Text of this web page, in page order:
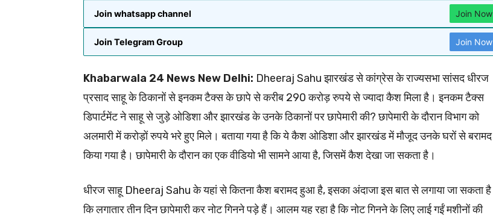
Join whatsapp channel Join Now
Join Telegram Group Join Now
Khabarwala 24 News New Delhi: Dheeraj Sahu झारखंड से कांग्रेस के राज्यसभा सांसद धीरज
प्रसाद साहू के ठिकानों से इनकम टैक्स के छापे से करीब 290 करोड़ रुपये से ज्यादा कैश मिला है। इनकम टैक्स
डिपार्टमेंट ने साहू से जुड़े ओडिशा और झारखंड के उनके ठिकानों पर छापेमारी की? छापेमारी के दौरान विभाग को
अलमारी में करोड़ों रुपये भरे हुए मिले। बताया गया है कि ये कैश ओडिशा और झारखंड में मौजूद उनके घरों से बरामद
किया गया है। छापेमारी के दौरान का एक वीडियो भी सामने आया है, जिसमें कैश देखा जा सकता है।
धीरज साहू Dheeraj Sahu के यहां से कितना कैश बरामद हुआ है, इसका अंदाजा इस बात से लगाया जा सकता है
कि लगातार तीन दिन छापेमारी कर नोट गिनने पड़े हैं। आलम यह रहा है कि नोट गिनने के लिए लाई गईं मशीनों की